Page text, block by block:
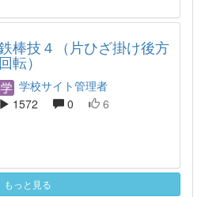
棒技４（片ひざ掛け後方
回転）
学校サイト管理者
1572
0 6
もっと見る